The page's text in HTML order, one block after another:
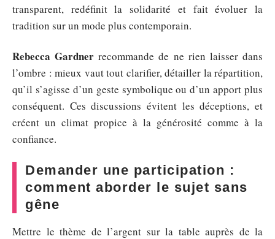
transparent, redéfinit la solidarité et fait évoluer la
tradition sur un mode plus contemporain.
Rebecca Gardner recommande de ne rien laisser dans
l’ombre : mieux vaut tout clarifier, détailler la répartition,
qu’il s’agisse d’un geste symbolique ou d’un apport plus
conséquent. Ces discussions évitent les déceptions, et
créent un climat propice à la générosité comme à la
confiance.
Demander une participation :
comment aborder le sujet sans
gêne
Mettre le thème de l’argent sur la table auprès de la